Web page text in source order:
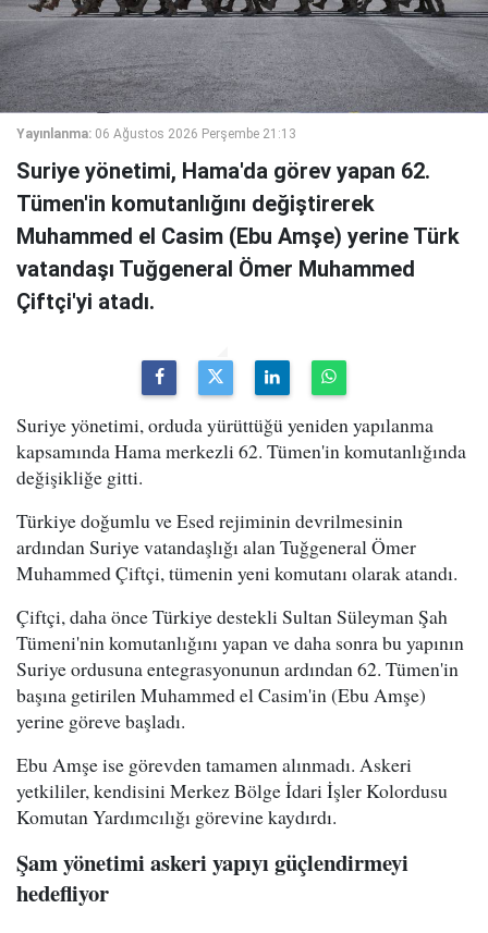
Yayınlanma: 06 Ağustos 2026 Perşembe 21:13
Suriye yönetimi, Hama'da görev yapan 62.
Tümen'in komutanlığını değiştirerek
Muhammed el Casim (Ebu Amşe) yerine Türk
vatandaşı Tuğgeneral Ömer Muhammed
Çiftçi'yi atadı.
Suriye yönetimi, orduda yürüttüğü yeniden yapılanma
kapsamında Hama merkezli 62. Tümen'in komutanlığında
değişikliğe gitti.
Türkiye doğumlu ve Esed rejiminin devrilmesinin
ardından Suriye vatandaşlığı alan Tuğgeneral Ömer
Muhammed Çiftçi, tümenin yeni komutanı olarak atandı.
Çiftçi, daha önce Türkiye destekli Sultan Süleyman Şah
Tümeni'nin komutanlığını yapan ve daha sonra bu yapının
Suriye ordusuna entegrasyonunun ardından 62. Tümen'in
başına getirilen Muhammed el Casim'in (Ebu Amşe)
yerine göreve başladı.
Ebu Amşe ise görevden tamamen alınmadı. Askeri
yetkililer, kendisini Merkez Bölge İdari İşler Kolordusu
Komutan Yardımcılığı görevine kaydırdı.
Şam yönetimi askeri yapıyı güçlendirmeyi
hedefliyor